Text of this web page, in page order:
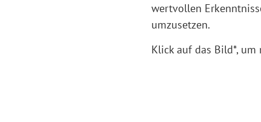
wertvollen
umzusetzen.
Klick auf das Bild*, um